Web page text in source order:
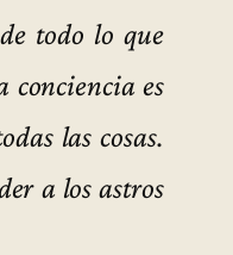
todo lo que
es
las cosas.
a los astros